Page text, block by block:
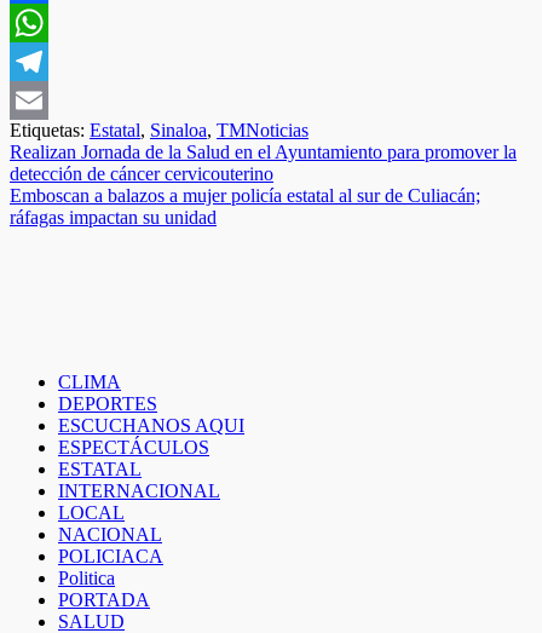
Facebook
WhatsApp
Telegram
Email
Etiquetas: Estatal, Sinaloa, TMNoticias
Navegación
de
entradas
Realizan Jornada de la Salud en el Ayuntamiento para promover la
detección de cáncer cervicouterino
Emboscan a balazos a mujer policía estatal al sur de Culiacán;
ráfagas impactan su unidad
CLIMA
DEPORTES
ESCUCHANOS AQUI
ESPECTÁCULOS
ESTATAL
INTERNACIONAL
LOCAL
NACIONAL
POLICIACA
Politica
PORTADA
SALUD